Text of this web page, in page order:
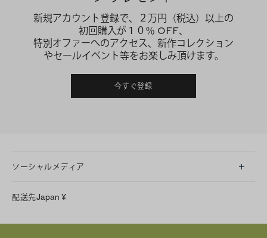
新規アカウント登録で、２万円（税込）以上の
初回購入が１０％ OFF、
特別オファーへのアクセス、新作コレクション
やセールイベント等をお楽しみ頂けます。
今すぐ登録
ソーシャルメディア
Facebook
配送先Japan ¥